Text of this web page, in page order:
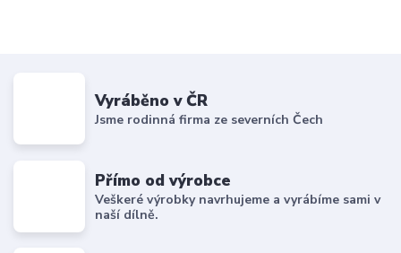
Vyráběno v ČR
Jsme rodinná firma ze severních Čech
Přímo od výrobce
Veškeré výrobky navrhujeme a vyrábíme sami v
naší dílně.